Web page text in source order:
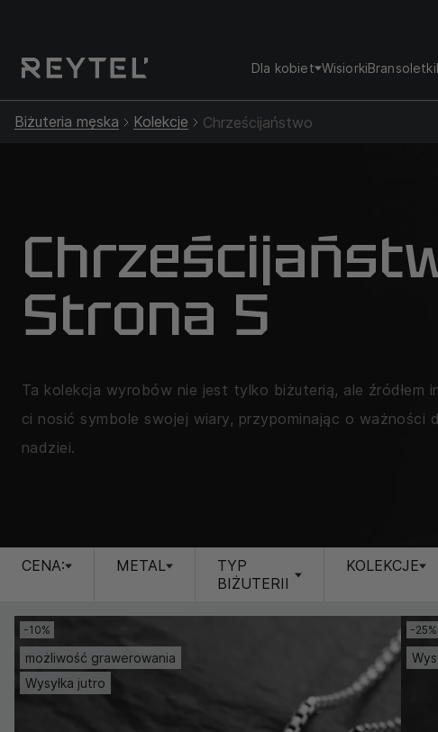
Dla kobiet WisiorkiBransoletki
Biżuteria męska Kolekcje Chrześcijaństwo
Strona 5
Ta kolekcja wyrobów nie jest tylko biżuterią, ale źródłem
ci nosić symbole swojej wiary, przypominając o ważności
nadziei.
CENA: METAL
TYP
BIŻUTERII
KOLEKCJE
-10%
możliwość grawerowania
Wysyłka jutro
-25%